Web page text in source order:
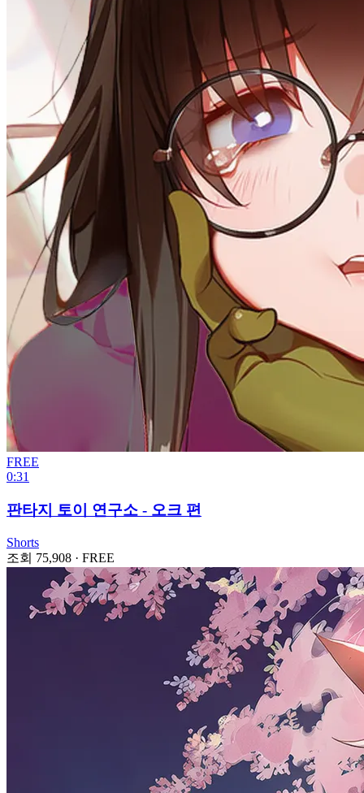
FREE
0:31
판타지 토이 연구소 - 오크 편
Shorts
조회 75,908 · FREE